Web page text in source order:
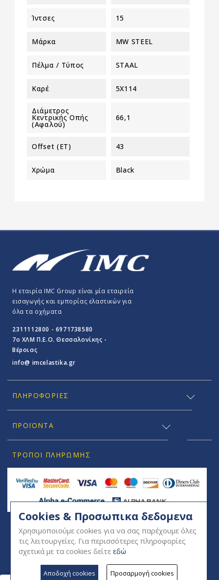
Ίντσες 15
Μάρκα MW STEEL
Πέλμα / Τύπος STAAL
Καρέ 5X114
Διάμετρος
Κεντρικής Οπής
(αφαλού)
66,1
Offset (ET) 43
Χρώμα Black
Η εταιρία IMC Group είναι μία εταιρεία
εισαγωγής και εμπορίας ελαστικών για
όλα τα οχήματα
2311112800 - 6971738580
7o ΧΛΜ Π.E.O. Θεσσαλονίκης -
Βέροιας
info@ imcelastika.gr
ΠΛΗΡΟΦΟΡΊΕΣ
ΠΡΟΪΟΝΤΑ
ΤΡΌΠΟΙ ΠΛΗΡΩΜΉΣ
SOCIAL
Cookies & Προσωπικα δεδομενα
Χρησιμοποιούμε cookies για να σας παρέχουμε όλες
τις λειτουργείες. Για περισσότερες πληροφορίες
σχετικά με τα cookies δείτε εδώ
Αποδοχή cookies Προσαρμογή cookies